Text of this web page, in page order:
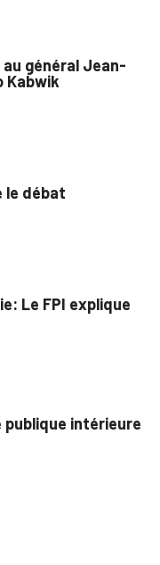
général Jean-
Kabwik
le débat
Le FPI explique
publique intérieure